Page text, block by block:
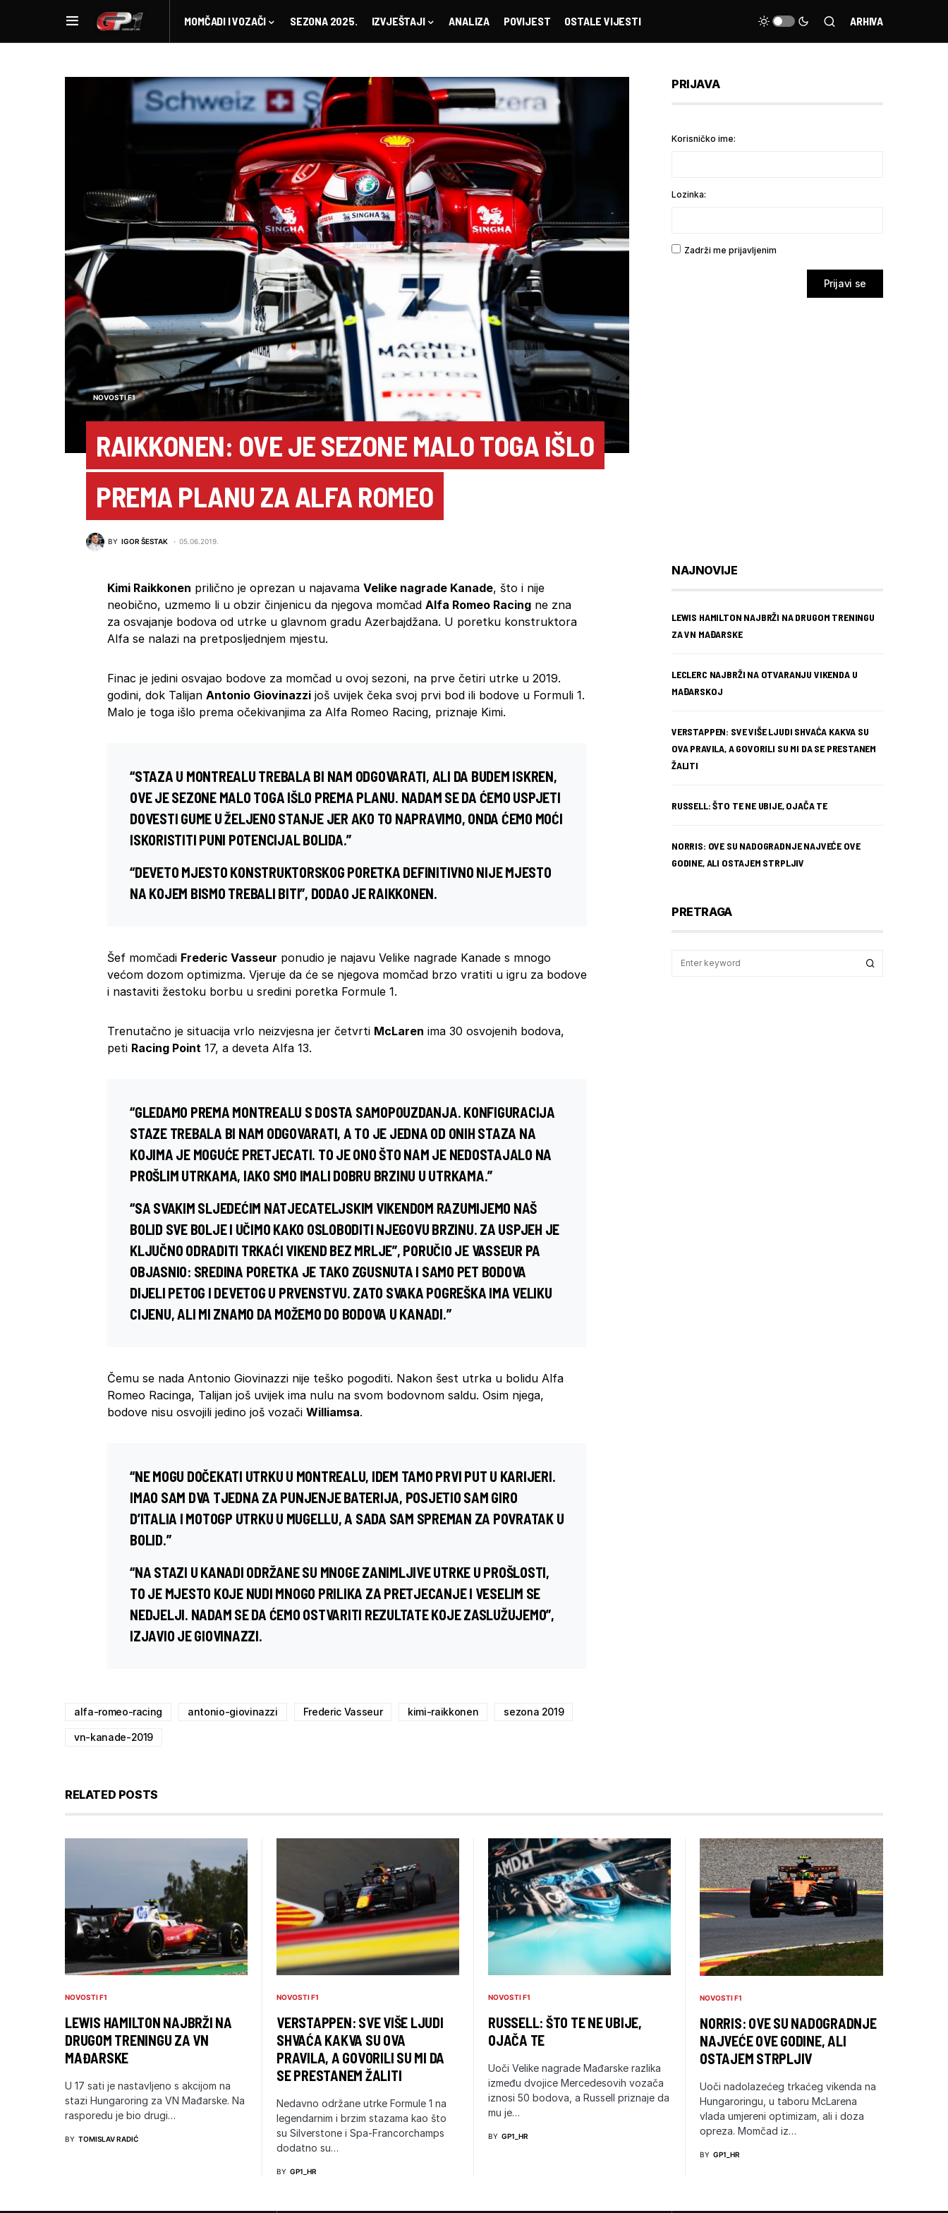
MOMČADI I VOZAČI SEZONA 2025. IZVJEŠTAJI ANALIZA POVIJEST OSTALE VIJESTI ARHIVA
NOVOSTI F1
RAIKKONEN: OVE JE SEZONE MALO TOGA IŠLO
PREMA PLANU ZA ALFA ROMEO
BY IGOR ŠESTAK 05.06.2019.
Kimi Raikkonen prilično je oprezan u najavama Velike nagrade Kanade, što i nije
neobično, uzmemo li u obzir činjenicu da njegova momčad Alfa Romeo Racing ne zna
za osvajanje bodova od utrke u glavnom gradu Azerbajdžana. U poretku konstruktora
Alfa se nalazi na pretposljednjem mjestu.
Finac je jedini osvajao bodove za momčad u ovoj sezoni, na prve četiri utrke u 2019.
godini, dok Talijan Antonio Giovinazzi još uvijek čeka svoj prvi bod ili bodove u Formuli 1.
Malo je toga išlo prema očekivanjima za Alfa Romeo Racing, priznaje Kimi.
“STAZA U MONTREALU TREBALA BI NAM ODGOVARATI, ALI DA BUDEM ISKREN,
OVE JE SEZONE MALO TOGA IŠLO PREMA PLANU. NADAM SE DA ĆEMO USPJETI
DOVESTI GUME U ŽELJENO STANJE JER AKO TO NAPRAVIMO, ONDA ĆEMO MOĆI
ISKORISTITI PUNI POTENCIJAL BOLIDA.”
“DEVETO MJESTO KONSTRUKTORSKOG PORETKA DEFINITIVNO NIJE MJESTO
NA KOJEM BISMO TREBALI BITI”, DODAO JE RAIKKONEN.
Šef momčadi Frederic Vasseur ponudio je najavu Velike nagrade Kanade s mnogo
većom dozom optimizma. Vjeruje da će se njegova momčad brzo vratiti u igru za bodove
i nastaviti žestoku borbu u sredini poretka Formule 1.
Trenutačno je situacija vrlo neizvjesna jer četvrti McLaren ima 30 osvojenih bodova,
peti Racing Point 17, a deveta Alfa 13.
“GLEDAMO PREMA MONTREALU S DOSTA SAMOPOUZDANJA. KONFIGURACIJA
STAZE TREBALA BI NAM ODGOVARATI, A TO JE JEDNA OD ONIH STAZA NA
KOJIMA JE MOGUĆE PRETJECATI. TO JE ONO ŠTO NAM JE NEDOSTAJALO NA
PROŠLIM UTRKAMA, IAKO SMO IMALI DOBRU BRZINU U UTRKAMA.”
“SA SVAKIM SLJEDEĆIM NATJECATELJSKIM VIKENDOM RAZUMIJEMO NAŠ
BOLID SVE BOLJE I UČIMO KAKO OSLOBODITI NJEGOVU BRZINU. ZA USPJEH JE
KLJUČNO ODRADITI TRKAĆI VIKEND BEZ MRLJE”, PORUČIO JE VASSEUR PA
OBJASNIO: SREDINA PORETKA JE TAKO ZGUSNUTA I SAMO PET BODOVA
DIJELI PETOG I DEVETOG U PRVENSTVU. ZATO SVAKA POGREŠKA IMA VELIKU
CIJENU, ALI MI ZNAMO DA MOŽEMO DO BODOVA U KANADI.”
Čemu se nada Antonio Giovinazzi nije teško pogoditi. Nakon šest utrka u bolidu Alfa
Romeo Racinga, Talijan još uvijek ima nulu na svom bodovnom saldu. Osim njega,
bodove nisu osvojili jedino još vozači Williamsa.
“NE MOGU DOČEKATI UTRKU U MONTREALU, IDEM TAMO PRVI PUT U KARIJERI.
IMAO SAM DVA TJEDNA ZA PUNJENJE BATERIJA, POSJETIO SAM GIRO
D’ITALIA I MOTOGP UTRKU U MUGELLU, A SADA SAM SPREMAN ZA POVRATAK U
BOLID.”
“NA STAZI U KANADI ODRŽANE SU MNOGE ZANIMLJIVE UTRKE U PROŠLOSTI,
TO JE MJESTO KOJE NUDI MNOGO PRILIKA ZA PRETJECANJE I VESELIM SE
NEDJELJI. NADAM SE DA ĆEMO OSTVARITI REZULTATE KOJE ZASLUŽUJEMO”,
IZJAVIO JE GIOVINAZZI.
alfa-romeo-racing antonio-giovinazzi Frederic Vasseur kimi-raikkonen sezona 2019
vn-kanade-2019
PRIJAVA
Korisničko ime:
Lozinka:
Zadrži me prijavljenim
Prijavi se
NAJNOVIJE
LEWIS HAMILTON NAJBRŽI NA DRUGOM TRENINGU
ZA VN MAĐARSKE
LECLERC NAJBRŽI NA OTVARANJU VIKENDA U
MAĐARSKOJ
VERSTAPPEN: SVE VIŠE LJUDI SHVAĆA KAKVA SU
OVA PRAVILA, A GOVORILI SU MI DA SE PRESTANEM
ŽALITI
RUSSELL: ŠTO TE NE UBIJE, OJAČA TE
NORRIS: OVE SU NADOGRADNJE NAJVEĆE OVE
GODINE, ALI OSTAJEM STRPLJIV
PRETRAGA
RELATED POSTS
NOVOSTI F1
LEWIS HAMILTON NAJBRŽI NA
DRUGOM TRENINGU ZA VN
MAĐARSKE
U 17 sati je nastavljeno s akcijom na
stazi Hungaroring za VN Mađarske. Na
rasporedu je bio drugi…
BY TOMISLAV RADIĆ
NOVOSTI F1
VERSTAPPEN: SVE VIŠE LJUDI
SHVAĆA KAKVA SU OVA
PRAVILA, A GOVORILI SU MI DA
SE PRESTANEM ŽALITI
Nedavno održane utrke Formule 1 na
legendarnim i brzim stazama kao što
su Silverstone i Spa-Francorchamps
dodatno su…
BY GP1_HR
NOVOSTI F1
RUSSELL: ŠTO TE NE UBIJE,
OJAČA TE
Uoči Velike nagrade Mađarske razlika
između dvojice Mercedesovih vozača
iznosi 50 bodova, a Russell priznaje da
mu je…
BY GP1_HR
NOVOSTI F1
NORRIS: OVE SU NADOGRADNJE
NAJVEĆE OVE GODINE, ALI
OSTAJEM STRPLJIV
Uoči nadolazećeg trkaćeg vikenda na
Hungaroringu, u taboru McLarena
vlada umjereni optimizam, ali i doza
opreza. Momčad iz…
BY GP1_HR